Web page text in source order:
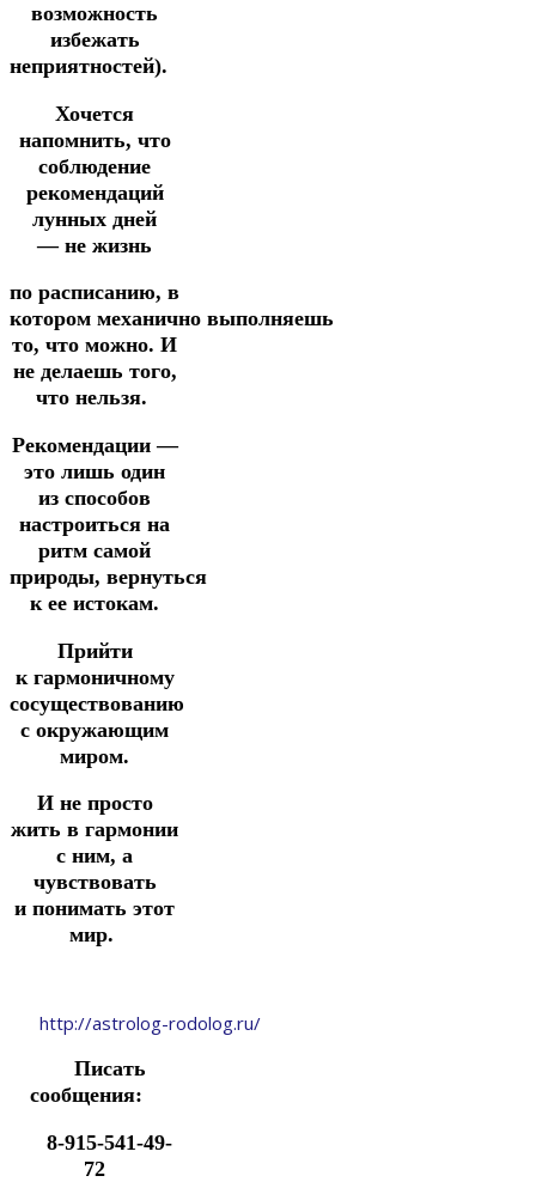
возможность
избежать
неприятностей).
Хочется
напомнить, что
соблюдение
рекомендаций
лунных дней
— не жизнь
по расписанию, в
котором механично выполняешь
то, что можно. И
не делаешь того,
что нельзя.
Рекомендации —
это лишь один
из способов
настроиться на
ритм самой
природы, вернуться
к ее истокам.
Прийти
к гармоничному
сосуществованию
с окружающим
миром.
И не просто
жить в гармонии
с ним, а
чувствовать
и понимать этот
мир.
http://astrolog-rodolog.ru/
Писать
сообщения:
8-915-541-49-
72